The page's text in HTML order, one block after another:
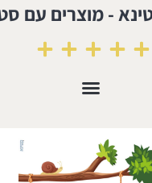
- מוצרים עם